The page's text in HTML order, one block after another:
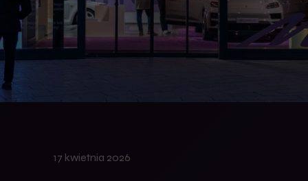
17 kwietnia 2026